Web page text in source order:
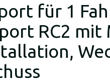
für 1
RC2 mit